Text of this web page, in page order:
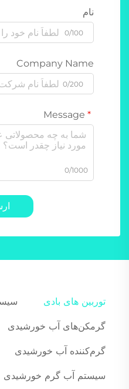
نام
0/100
Company Name
0/200
0/1000
توربین های بادی
گرمکن‌های آب خورشیدی
گرم‌کننده آب خورشیدی
سیستم آب گرم خورشیدی